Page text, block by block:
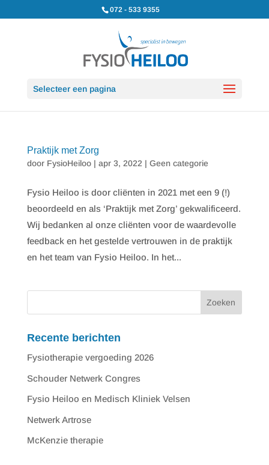
072 - 533 9355
Selecteer een pagina
Praktijk met Zorg
door FysioHeiloo| apr 3, 2022 | Geen categorie
Fysio Heiloo is door cliënten in 2021 met een 9 (!)
beoordeeld en als ‘Praktijk met Zorg’ gekwalificeerd.
Wij bedanken al onze cliënten voor de waardevolle
feedback en het gestelde vertrouwen in de praktijk
en het team van Fysio Heiloo. In het...
Recente berichten
Fysiotherapie vergoeding 2026
Schouder Netwerk Congres
Fysio Heiloo en Medisch Kliniek Velsen
Netwerk Artrose
McKenzie therapie